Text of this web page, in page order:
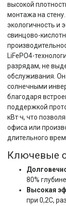
высокой
монтажа на
экологичность и
свинцово-
LiFePO4-
разрядам, не
обслуживания.
солнечными
благодаря
поддержкой
кВт·ч, что
офиса или
длительного
Ключевые
80%
Высокая
при 0,2C,